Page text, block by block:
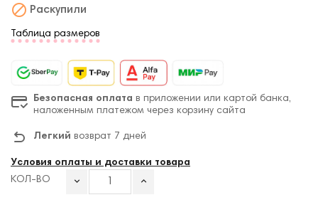
 Раскупили
Таблица размеров
Безопасная оплата в приложении или картой банка,
наложенным платежом через корзину сайта
Легкий возврат 7 дней
Условия оплаты и доставки товара
КОЛ-ВО